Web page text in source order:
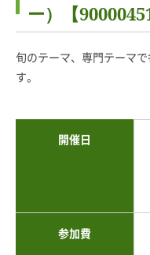
ー）【
旬のテーマ、専門テーマ
す。
開催日
参加費